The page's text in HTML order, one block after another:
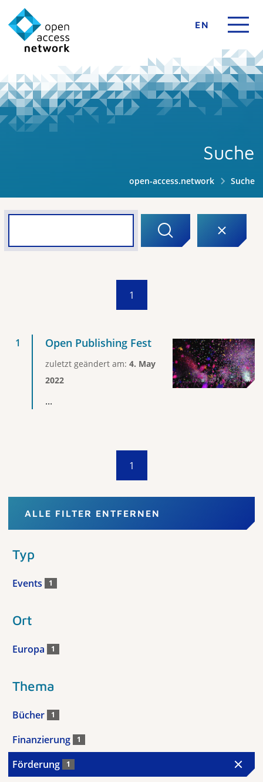
EN
Suche
open-access.network Suche
1
Open Publishing Fest
zuletzt geändert am: 4. May
2022
...
1
ALLE FILTER ENTFERNEN
Typ
Events 1
Ort
Europa 1
Thema
Bücher 1
Finanzierung 1
Förderung 1